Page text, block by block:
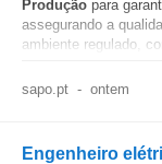
Produção para
assegurando a
ambiente regulado,
sapo.pt - ontem
Engenheiro